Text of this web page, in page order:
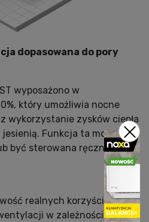
dopasowana do pory
wyposażono w
który umożliwia nocne
wykorzystanie zysków ciepła
Funkcja ta może
być sterowana ręcznie z
realnych korzyści z
w zależności od